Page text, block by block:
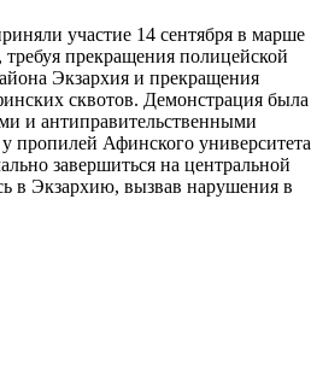
участие 14 сентября в марше
прекращения полицейской
Экзархия и прекращения
сквотов. Демонстрация была
и антиправительственными
пропилей Афинского университета
завершиться на центральной
в Экзархию, вызвав нарушения в